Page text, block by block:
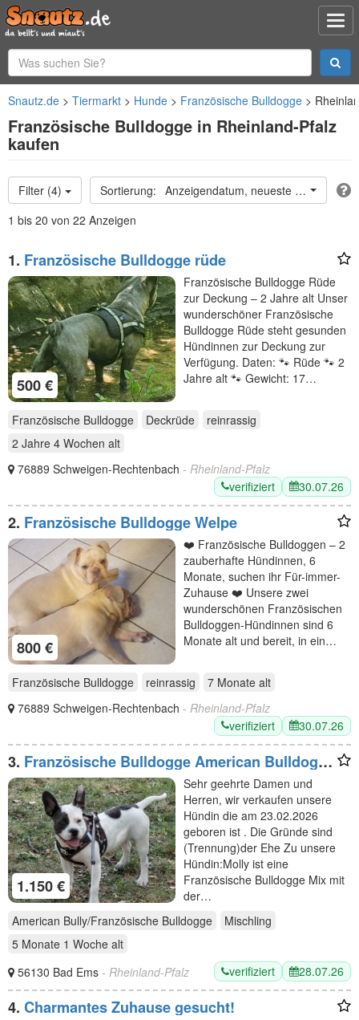
Snautz.de Tiermarkt Hunde Französische Bulldogge
Französische Bulldogge in Rheinland-Pfalz
kaufen
Filter (4)
Anzeigendatum, neueste oben
1 bis 20 von 22 Anzeigen
1. Französische Bulldogge rüde
500 €
Französische Bulldogge Rüde
zur Deckung – 2 Jahre alt Unser
wunderschöner Französische
Bulldogge Rüde steht gesunden
Hündinnen zur Deckung zur
Verfügung. Daten: 🐾 Rüde 🐾 2
Jahre alt 🐾 Gewicht: 17…
Französische Bulldogge Deckrüde
reinrassig
2 Jahre 4 Wochen alt
76889 Schweigen-Rechtenbach - Rheinland-Pfalz
verifiziert
30.07.26
2. Französische Bulldogge Welpe
800 €
❤️ Französische Bulldoggen – 2
zauberhafte Hündinnen, 6
Monate, suchen ihr Für-immer-
Zuhause ❤️ Unsere zwei
wunderschönen Französischen
Bulldoggen-Hündinnen sind 6
Monate alt und bereit, in ein…
Französische Bulldogge reinrassig 7 Monate alt
76889 Schweigen-Rechtenbach - Rheinland-Pfalz
verifiziert
30.07.26
3. Französische Bulldogge American Bulldogge
Mix
1.150 €
Sehr geehrte Damen und
Herren, wir verkaufen unsere
Hündin die am 23.02.2026
geboren ist . Die Gründe sind
(Trennung)der Ehe Zu unsere
Hündin:Molly ist eine
Französische Bulldogge Mix mit
der…
American Bully/Französische Bulldogge
Mischling
5 Monate 1 Woche alt
56130 Bad Ems - Rheinland-Pfalz verifiziert 28.07.26
4. Charmantes Zuhause gesucht!